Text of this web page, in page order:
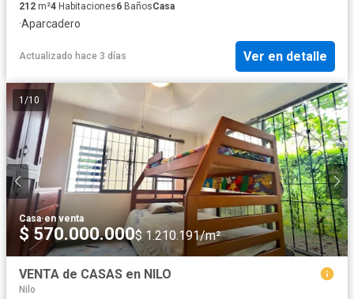
212 m²4 Habitaciones6 BañosCasa
·Aparcadero
Actualizado hace 3 días Ver en detalle
1 /10
Casa·en venta
$ 570.000.000$ 1.210.191/m²
VENTA de CASAS en NILO
Nilo